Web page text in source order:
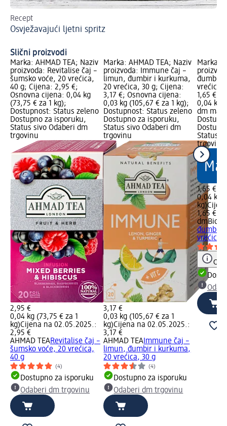
Recept
Osvježavajući ljetni spritz
Slični proizvodi
Marka: AHMAD TEA; Naziv
proizvoda: Revitalise čaj –
šumsko voće, 20 vrećica,
40 g; Cijena: 2,95 €;
Osnovna cijena: 0,04 kg
(73,75 € za 1 kg);
Dostupnost: Status zeleno
Dostupno za isporuku,
Status sivo Odaberi dm
trgovinu
2,95 €
0,04 kg (73,75 € za 1
kg)Cijena na 02.05.2025.:
2,95 €
AHMAD TEARevitalise čaj –
šumsko voće, 20 vrećica,
40 g
(4)
Dostupno za isporuku
Odaberi dm trgovinu
Marka: AHMAD TEA; Naziv
proizvoda: Immune čaj –
limun, đumbir i kurkuma,
20 vrećica, 30 g; Cijena:
3,17 €; Osnovna cijena:
0,03 kg (105,67 € za 1 kg);
Dostupnost: Status zeleno
Dostupno za isporuku,
Status sivo Odaberi dm
trgovinu
3,17 €
0,03 kg (105,67 € za 1
kg)Cijena na 02.05.2025.:
3,17 €
AHMAD TEA Immune čaj –
limun, đumbir i kurkuma,
20 vrećica, 30 g
(4)
Dostupno za isporuku
Odaberi dm trgovinu
Marka:
vrećica,
1,65 €;
0,04 kg
dm
Status
trgovinu
1,65 €
0,04 kg
kg)
1,65 €
dmBio
vrećica,